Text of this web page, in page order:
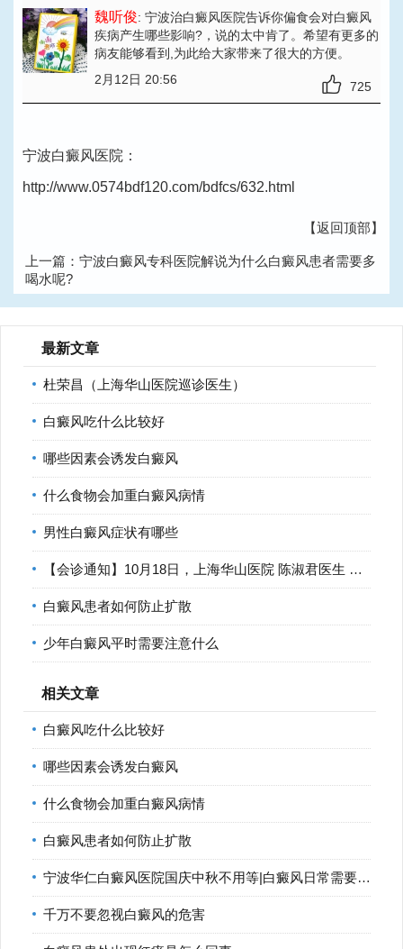
魏听俊: 宁波治白癜风医院告诉你偏食会对白癜风
疾病产生哪些影响?，说的太中肯了。希望有更多的
病友能够看到,为此给大家带来了很大的方便。
2月12日 20:56
725
宁波白癜风医院：
http://www.0574bdf120.com/bdfcs/632.html
【返回顶部】
上一篇： 宁波白癜风专科医院解说为什么白癜风患者需要多
喝水呢?
下一篇：宁波白癜风治疗医院讲解女性如何避免白癜风扩
最新文章
杜荣昌（上海华山医院巡诊医生）
白癜风吃什么比较好
哪些因素会诱发白癜风
什么食物会加重白癜风病情
男性白癜风症状有哪些
【会诊通知】10月18日，上海华山医院 陈淑君医生 莅临宁波华仁
白癜风患者如何防止扩散
少年白癜风平时需要注意什么
相关文章
白癜风吃什么比较好
哪些因素会诱发白癜风
什么食物会加重白癜风病情
白癜风患者如何防止扩散
宁波华仁白癜风医院国庆中秋不用等|白癜风日常需要如何控制
千万不要忽视白癜风的危害